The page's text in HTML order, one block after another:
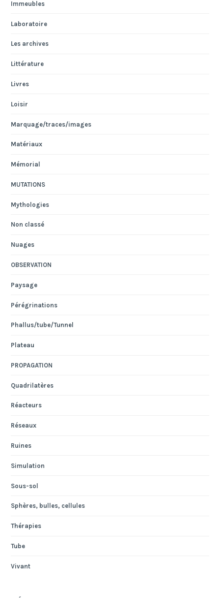
Immeubles
Laboratoire
Les archives
Littérature
Livres
Loisir
Marquage/traces/images
Matériaux
Mémorial
MUTATIONS
Mythologies
Non classé
Nuages
OBSERVATION
Paysage
Pérégrinations
Phallus/tube/Tunnel
Plateau
PROPAGATION
Quadrilatères
Réacteurs
Réseaux
Ruines
Simulation
Sous-sol
Sphères, bulles, cellules
Thérapies
Tube
Vivant